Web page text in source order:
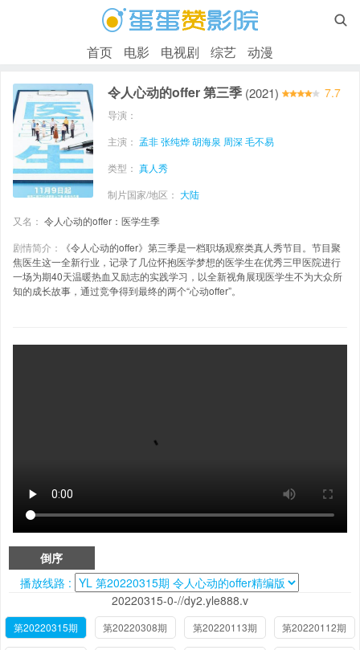

首页 电影 电视剧 综艺 动漫
令人心动的offer 第三季 (2021) 7.7
导演：
主演： 孟非张纯烨胡海泉 周深毛不易
类型： 真人秀
制片国家/地区： 大陆
又名： 令人心动的offer：医学生季
剧情简介：
《令人心动的offer》第三季是一档职场观察类真人秀节目。节目聚
焦医生这一全新行业，记录了几位怀抱医学梦想的医学生在优秀三甲医院进行
一场为期40天温暖热血又励志的实践学习，以全新视角展现医学生不为大众所
知的成长故事，通过竞争得到最终的两个“心动offer”。
倒序
播放线路 :
20220315-0-//dy2.yle888.v
第20220315期 第20220308期 第20220113期 第20220112期